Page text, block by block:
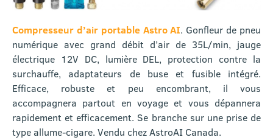
Compresseur d’air portable Astro AI. Gonfleur de pneu
numérique avec grand débit d’air de 35L/min, jauge
électrique 12V DC, lumière DEL, protection contre la
surchauffe, adaptateurs de buse et fusible intégré.
Efficace, robuste et peu encombrant, il vous
accompagnera partout en voyage et vous dépannera
rapidement et efficacement. Se branche sur une prise de
type allume-cigare. Vendu chez AstroAI Canada.